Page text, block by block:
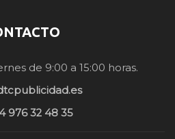
de 9:00 a 15:00 horas.
976 32 48 35